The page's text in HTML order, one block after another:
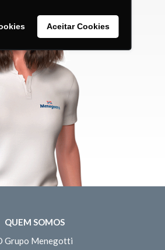
Aceitar Cookies
QUEM SOMOS
Grupo Menegotti